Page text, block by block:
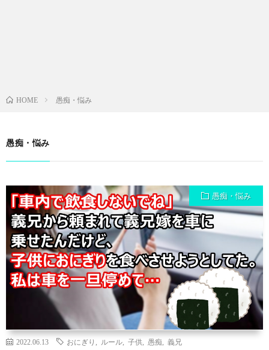
HOME 愚痴・悩み
愚痴・悩み
愚痴・悩み
2022.06.13 おにぎり ルール 子供 愚痴 義兄